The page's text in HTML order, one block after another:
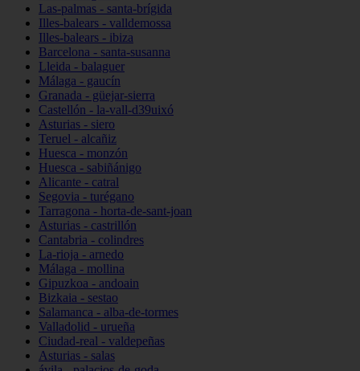
Las-palmas - santa-brígida
Illes-balears - valldemossa
Illes-balears - ibiza
Barcelona - santa-susanna
Lleida - balaguer
Málaga - gaucín
Granada - güejar-sierra
Castellón - la-vall-d39uixó
Asturias - siero
Teruel - alcañiz
Huesca - monzón
Huesca - sabiñánigo
Alicante - catral
Segovia - turégano
Tarragona - horta-de-sant-joan
Asturias - castrillón
Cantabria - colindres
La-rioja - arnedo
Málaga - mollina
Gipuzkoa - andoain
Bizkaia - sestao
Salamanca - alba-de-tormes
Valladolid - urueña
Ciudad-real - valdepeñas
Asturias - salas